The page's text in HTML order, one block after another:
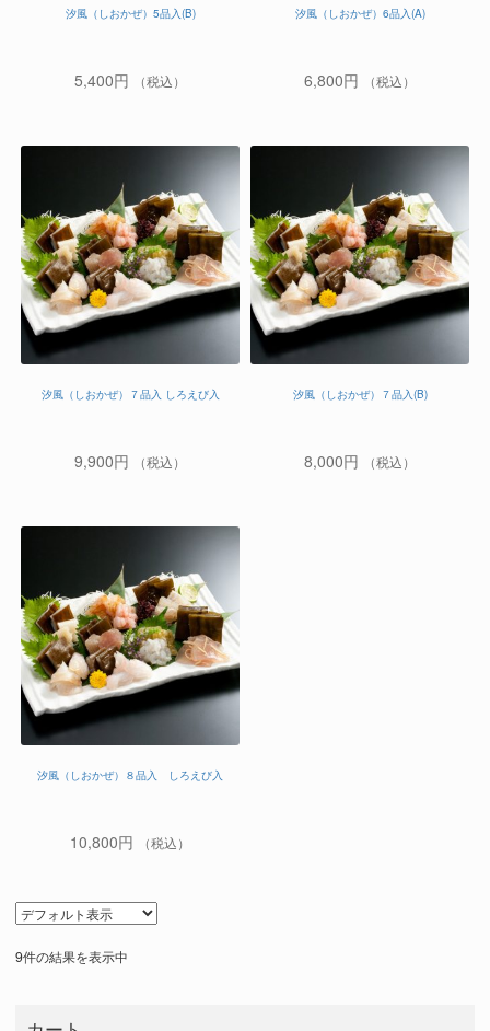
汐風（しおかぜ）5品入(B)
5,400円 （税込）
汐風（しおかぜ）6品入(A)
6,800円 （税込）
汐風（しおかぜ）７品入 しろえび入
9,900円 （税込）
汐風（しおかぜ）７品入(B)
8,000円 （税込）
汐風（しおかぜ）８品入 しろえび入
10,800円 （税込）
9件の結果を表示中